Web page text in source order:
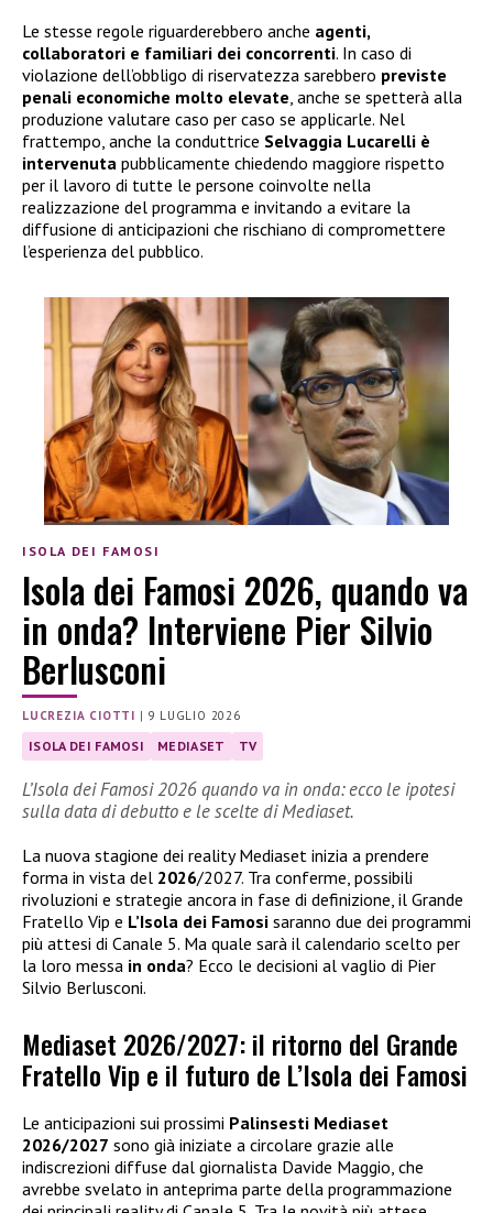
Le stesse regole riguarderebbero anche agenti,
collaboratori e familiari dei concorrenti. In caso di
violazione dell’obbligo di riservatezza sarebbero previste
penali economiche molto elevate, anche se spetterà alla
produzione valutare caso per caso se applicarle. Nel
frattempo, anche la conduttrice Selvaggia Lucarelli è
intervenuta pubblicamente chiedendo maggiore rispetto
per il lavoro di tutte le persone coinvolte nella
realizzazione del programma e invitando a evitare la
diffusione di anticipazioni che rischiano di compromettere
l’esperienza del pubblico.
ISOLA DEI FAMOSI
Isola dei Famosi 2026, quando va
in onda? Interviene Pier Silvio
Berlusconi
LUCREZIA CIOTTI | 9 LUGLIO 2026
ISOLA DEI FAMOSI MEDIASET TV
L’Isola dei Famosi 2026 quando va in onda: ecco le ipotesi
sulla data di debutto e le scelte di Mediaset.
La nuova stagione dei reality Mediaset inizia a prendere
forma in vista del 2026/2027. Tra conferme, possibili
rivoluzioni e strategie ancora in fase di definizione, il Grande
Fratello Vip e L’Isola dei Famosi saranno due dei programmi
più attesi di Canale 5. Ma quale sarà il calendario scelto per
la loro messa in onda? Ecco le decisioni al vaglio di Pier
Silvio Berlusconi.
Mediaset 2026/2027: il ritorno del Grande
Fratello Vip e il futuro de L’Isola dei Famosi
Le anticipazioni sui prossimi Palinsesti Mediaset
2026/2027 sono già iniziate a circolare grazie alle
indiscrezioni diffuse dal giornalista Davide Maggio, che
avrebbe svelato in anteprima parte della programmazione